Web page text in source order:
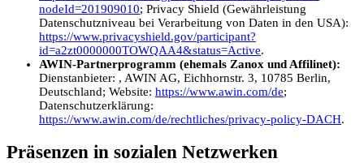
nodeId=201909010; Privacy Shield (Gewährleistung
Datenschutzniveau bei Verarbeitung von Daten in den USA):
https://www.privacyshield.gov/participant?
id=a2zt0000000TOWQAA4&status=Active.
AWIN-Partnerprogramm (ehemals Zanox und Affilinet):
Dienstanbieter: , AWIN AG, Eichhornstr. 3, 10785 Berlin,
Deutschland; Website: https://www.awin.com/de;
Datenschutzerklärung:
https://www.awin.com/de/rechtliches/privacy-policy-DACH.
Präsenzen in sozialen Netzwerken